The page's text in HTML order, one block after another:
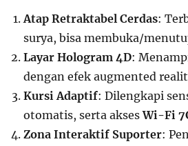
Atap Retraktabel Cerdas:
surya, bisa membuka/
Layar Hologram 4D:
dengan efek augmented
Kursi Adaptif: Dilengkapi
otomatis, serta aksesWi-Fi
Zona Interaktif Suporter: